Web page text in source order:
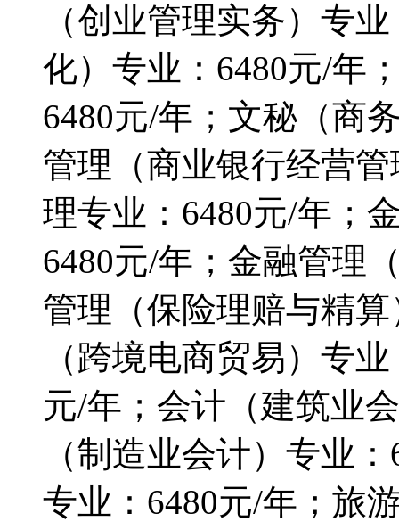
（创业管理实务）专
化）专业：6480元/年
6480元/年；文秘（商
管理（商业银行经营
理专业：6480元/年；
6480元/年；金融管理
管理（保险理赔与精
（跨境电商贸易）专
元/年；会计（建筑业
（制造业会计）专业
专业：6480元/年；旅